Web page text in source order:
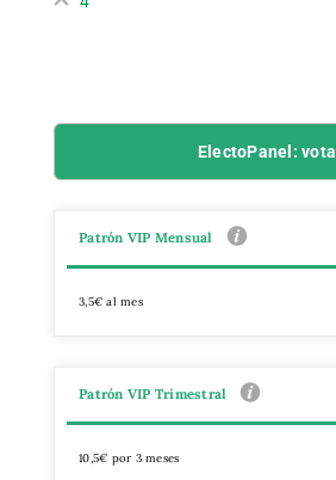
ElectoPanel: vota
Patrón VIP Mensual
3,5€ al mes
Patrón VIP Trimestral
10,5€ por 3 meses